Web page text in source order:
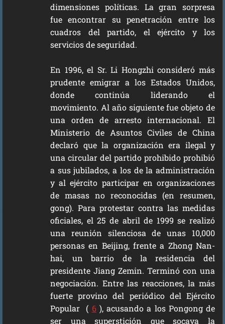
dimensiones políticas. La gran sorpresa
fue encontrar su penetración entre los
cuadros del partido, el ejército y los
servicios de seguridad.
En 1996, el Sr. Li Hongzhi consideró más
prudente emigrar a los Estados Unidos,
donde continúa liderando el
movimiento. Al año siguiente fue objeto de
una orden de arresto internacional. El
Ministerio de Asuntos Civiles de China
declaró que la organización era ilegal y
una circular del partido prohibido prohibió
a sus jubilados, a los de la administración
y al ejército participar en organizaciones
de masas no reconocidas (en resumen,
gong). Para protestar contra las medidas
oficiales, el 25 de abril de 1999 se realizó
una reunión silenciosa de unas 10,000
personas en Beijing, frente a Zhong Nan-
hai, un barrio de la residencia del
presidente Jiang Zemin. Terminó con una
negociación. Entre las reacciones, la más
fuerte provino del periódico del Ejército
Popular ( 6), acusando a los Pongong de
ser una superstición que socava la